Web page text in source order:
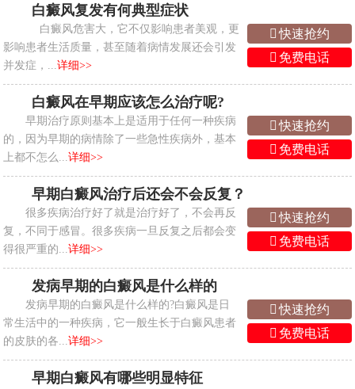
白癜风复发有何典型症状
白癜风危害大，它不仅影响患者美观，更
影响患者生活质量，甚至随着病情发展还会引发
并发症，...详细>>
快速抢约
免费电话
白癜风在早期应该怎么治疗呢?
早期治疗原则基本上是适用于任何一种疾病
的，因为早期的病情除了一些急性疾病外，基本
上都不怎么...详细>>
快速抢约
免费电话
早期白癜风治疗后还会不会反复？
很多疾病治疗好了就是治疗好了，不会再反
复，不同于感冒。很多疾病一旦反复之后都会变
得很严重的...详细>>
快速抢约
免费电话
发病早期的白癜风是什么样的
发病早期的白癜风是什么样的?白癜风是日
常生活中的一种疾病，它一般生长于白癜风患者
的皮肤的各...详细>>
快速抢约
免费电话
早期白癜风有哪些明显特征